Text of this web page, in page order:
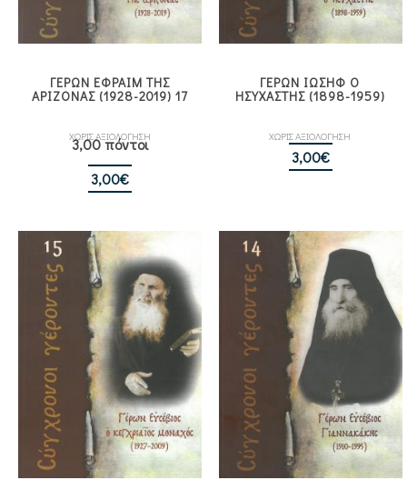
ΓΕΡΩΝ ΕΦΡΑΙΜ ΤΗΣ
ΑΡΙΖΟΝΑΣ (1928-2019) 17
ΧΩΡΙΣ ΑΞΙΟΛΟΓΗΣΗ
3,00 πόντοι
3,00€
ΓΕΡΩΝ ΙΩΣΗΦ Ο
ΗΣΥΧΑΣΤΗΣ (1898-1959)
ΧΩΡΙΣ ΑΞΙΟΛΟΓΗΣΗ
3,00€